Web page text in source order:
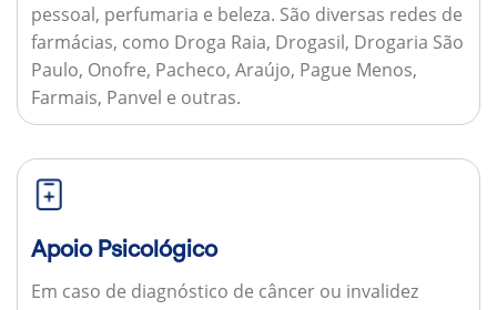
pessoal, perfumaria e beleza. São diversas redes de
farmácias, como Droga Raia, Drogasil, Drogaria São
Paulo, Onofre, Pacheco, Araújo, Pague Menos,
Farmais, Panvel e outras.
Apoio Psicológico
Em caso de diagnóstico de câncer ou invalidez